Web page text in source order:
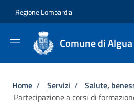
Regione Lombardia
Comune di Algua
Briciole di pane
Home / Servizi / Salute,
Partecipazione a corsi di